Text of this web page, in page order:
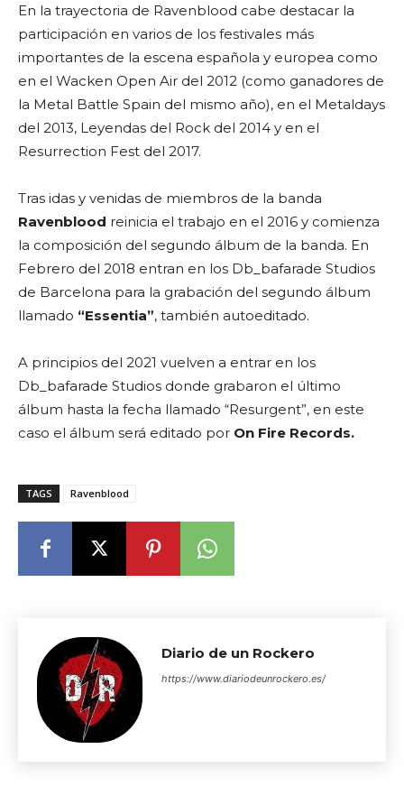
En la trayectoria de Ravenblood cabe destacar la
participación en varios de los festivales más
importantes de la escena española y europea como
en el Wacken Open Air del 2012 (como ganadores de
la Metal Battle Spain del mismo año), en el Metaldays
del 2013, Leyendas del Rock del 2014 y en el
Resurrection Fest del 2017.
Tras idas y venidas de miembros de la banda
Ravenblood reinicia el trabajo en el 2016 y comienza
la composición del segundo álbum de la banda. En
Febrero del 2018 entran en los Db_bafarade Studios
de Barcelona para la grabación del segundo álbum
llamado “Essentia”, también autoeditado.
A principios del 2021 vuelven a entrar en los
Db_bafarade Studios donde grabaron el último
álbum hasta la fecha llamado “Resurgent”, en este
caso el álbum será editado por On Fire Records.
TAGS Ravenblood
Diario de un Rockero
https://www.diariodeunrockero.es/